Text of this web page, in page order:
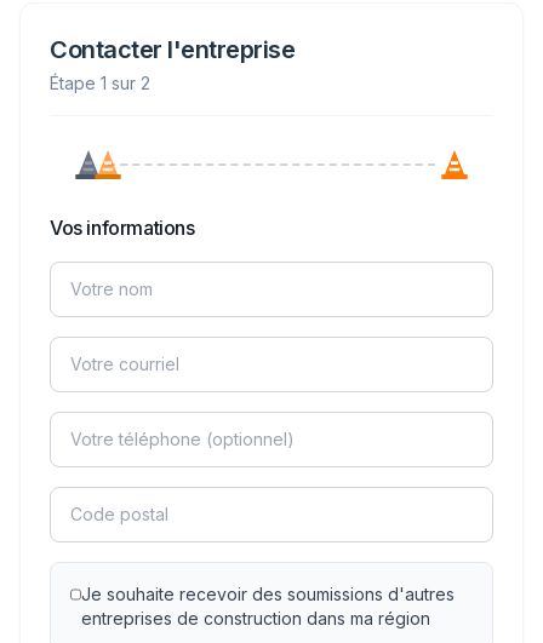
Contacter l'entreprise
Étape 1 sur 2
Vos informations
Je souhaite recevoir des soumissions d'autres
entreprises de construction dans ma région